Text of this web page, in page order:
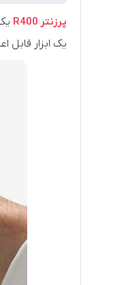
پرزنتر R400
یک ابزار قابل